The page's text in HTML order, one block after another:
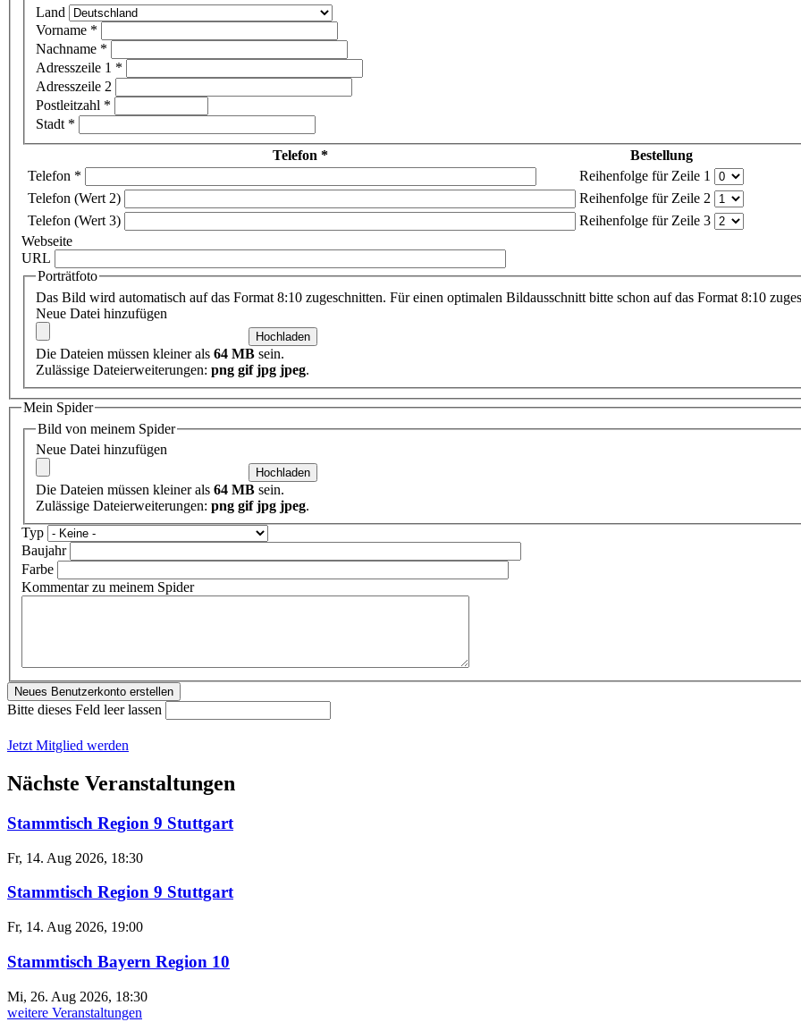
Land
Vorname *
Nachname *
Adresszeile 1 *
Adresszeile 2
Postleitzahl *
Stadt *
Telefon *
Bestellung
Telefon *
Reihenfolge für Zeile 1
Telefon (Wert 2)
Reihenfolge für Zeile 2
Telefon (Wert 3)
Reihenfolge für Zeile 3
Webseite
URL
Porträtfoto
Das Bild wird automatisch auf das Format 8:10 zugeschnitten. Für einen optimalen Bildausschnitt bitte schon auf das Format 8:10
Neue Datei hinzufügen
Die Dateien müssen kleiner als 64 MB sein.
Zulässige Dateierweiterungen: png gif jpg jpeg.
Mein Spider
Bild von meinem Spider
Neue Datei hinzufügen
Die Dateien müssen kleiner als 64 MB sein.
Zulässige Dateierweiterungen: png gif jpg jpeg.
Typ
Baujahr
Farbe
Kommentar zu meinem Spider
Bitte dieses Feld leer lassen
Jetzt Mitglied werden
Nächste Veranstaltungen
Stammtisch Region 9 Stuttgart
Fr, 14. Aug 2026, 18:30
Stammtisch Region 9 Stuttgart
Fr, 14. Aug 2026, 19:00
Stammtisch Bayern Region 10
Mi, 26. Aug 2026, 18:30
weitere Veranstaltungen